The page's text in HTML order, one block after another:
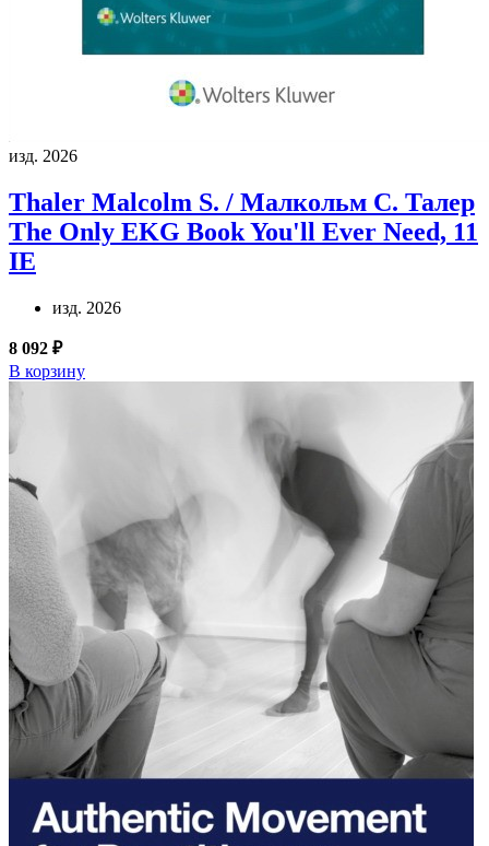
изд. 2026
Thaler Malcolm S. / Малкольм С. Талер
The Only EKG Book You'll Ever Need, 11
IE
изд. 2026
8 092 ₽
В корзину